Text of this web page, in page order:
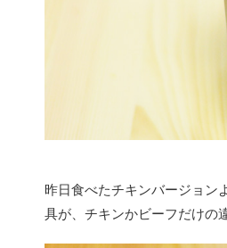
昨日食べたチキンバージョン
具が、チキンかビーフだけの